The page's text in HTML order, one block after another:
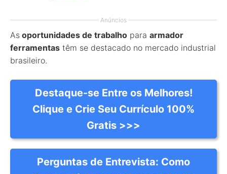
Anúncios
As oportunidades de trabalho para armador
ferramentas têm se destacado no mercado industrial
brasileiro.
Destaque-se Entre os Melhores!
Clique e Crie Seu Currículo 100%
Gratis >>>
Perguntas de Entrevista: Como